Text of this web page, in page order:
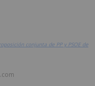
conjunta de PP y PSOE de